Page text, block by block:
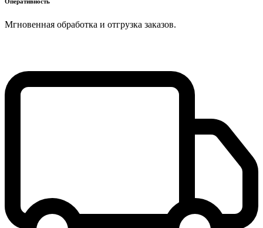
Мгновенная обработка и отгрузка заказов.